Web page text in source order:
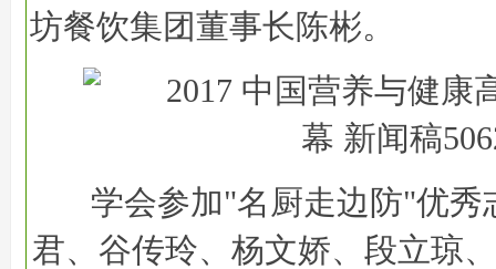
坊餐饮集团董事长陈彬。
学会参加"名厨走边防"优秀
君、谷传玲、杨文娇、段立琼